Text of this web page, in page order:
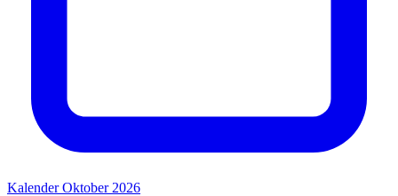
Kalender Oktober 2026